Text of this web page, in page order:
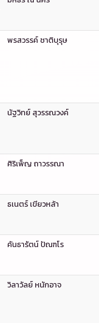
พรสวรรค์ ชาติบุรุษ
นัฐวิทย์ สุวรรณวงค์
ศิริเพ็ญ ถาวรรณา
ธเนตร์ เขียวหล้า
คันธารัตน์ ปัณฑโร
วิลาวัลย์ หนักอาจ